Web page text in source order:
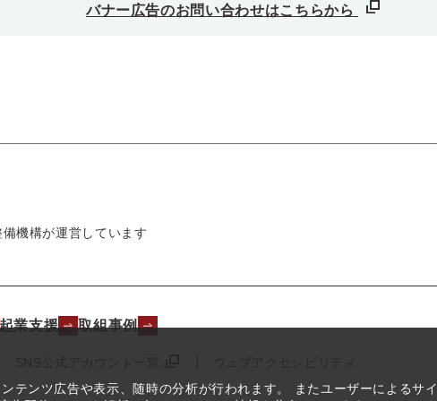
テンツ広告や表示、随時の分析が行われます。 またユーザーによるサ
バナー広告のお問い合わせはこちらから
機構が運営しています
業支援 取組事例